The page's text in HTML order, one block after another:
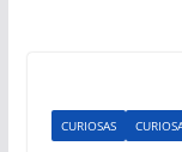
CURIOSAS